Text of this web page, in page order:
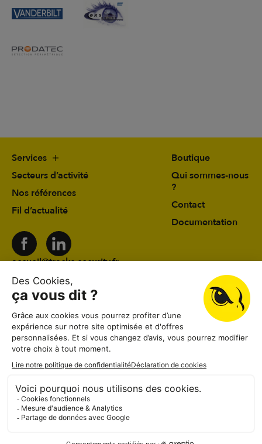
Services
Secteurs d’activité
Nos références
Fil d’actualité
Boutique
Qui sommes-nous
?
Contact
Documentation
accueil@tracks-security.fr
03 24 59 78 19
41 rue du Château d’Eau 08000 Charleville-
Mézières
Lundi au vendredi
08:30–12:00, 13:30–18:30
Samedi
08:30–12:00